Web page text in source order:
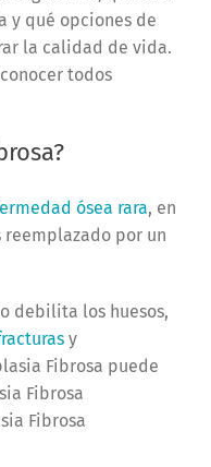
y qué opciones de
la calidad de vida.
todos
ósea rara, en
por un
debilita los huesos,
y
Fibrosa puede
Fibrosa
Fibrosa